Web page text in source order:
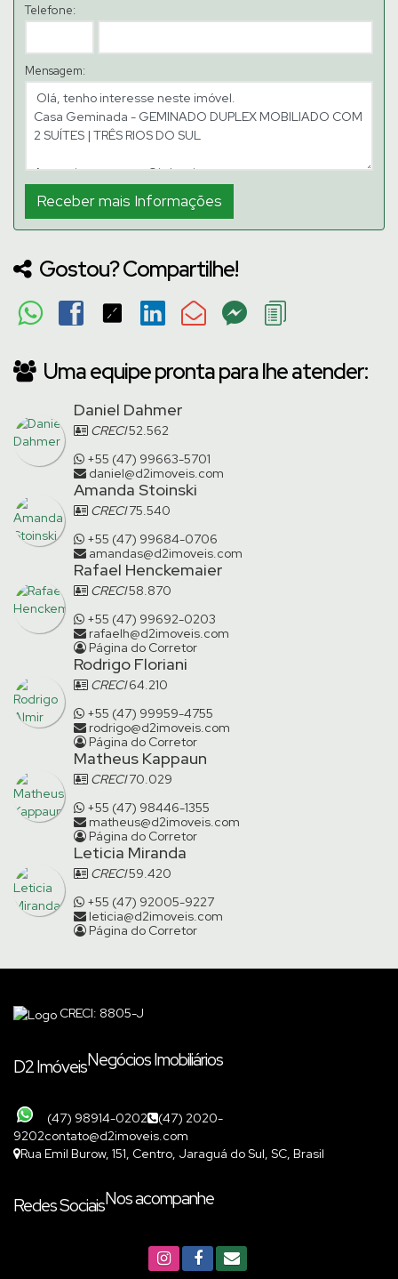
Telefone:
Mensagem:
Gostou? Compartilhe!
Uma equipe pronta para lhe atender:
Daniel Dahmer
CRECI52.562
+55 (47) 99663-5701
daniel@d2imoveis.com
Amanda Stoinski
CRECI75.540
+55 (47) 99684-0706
amandas@d2imoveis.com
Rafael Henckemaier
CRECI58.870
+55 (47) 99692-0203
rafaelh@d2imoveis.com
Página do Corretor
Rodrigo Floriani
CRECI64.210
+55 (47) 99959-4755
rodrigo@d2imoveis.com
Página do Corretor
Matheus Kappaun
CRECI70.029
+55 (47) 98446-1355
matheus@d2imoveis.com
Página do Corretor
Leticia Miranda
CRECI59.420
+55 (47) 92005-9227
leticia@d2imoveis.com
Página do Corretor
CRECI: 8805-J
D2 ImóveisNegócios Imobiliários
(47) 98914-0202
(47) 2020-
9202contato@d2imoveis.com
Rua Emil Burow, 151 Centro Jaraguá do Sul SC Brasil
Redes SociaisNos acompanhe